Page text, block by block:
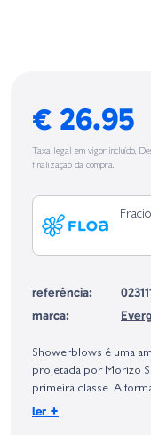
€ 26.95
Taxa legal em vigor incluído.
finalização da compra.
referência:
marca:
Europeia, dos produtos
Geral sobre a Segurança
Showerblows é uma
projetada por Morizo
primeira classe. A
fortes bolhas de água.
ler +